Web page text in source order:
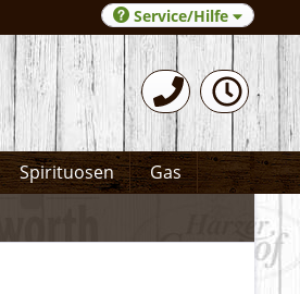
0531-372066
Service/Hilfe
Spirituosen Gas